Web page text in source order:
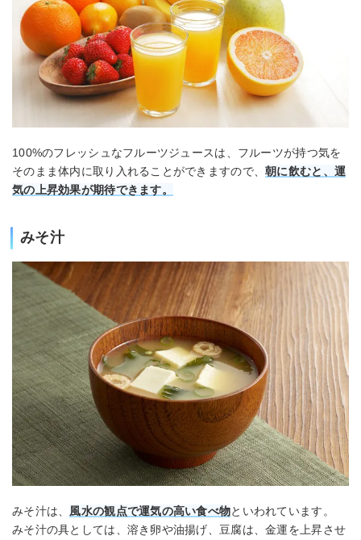
100%のフレッシュなフルーツジュースは、フルーツが持つ気を
そのまま体内に取り入れることができますので、朝に飲むと、運
気の上昇効果が期待できます。
みそ汁
みそ汁は、 風水の観点で運気の高い食べ物といわれています。
みそ汁の具としては、溶き卵や油揚げ、豆腐は、金運を上昇させ